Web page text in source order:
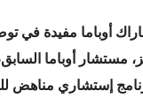
أوباما مفيدة في
إستشاري مناهض